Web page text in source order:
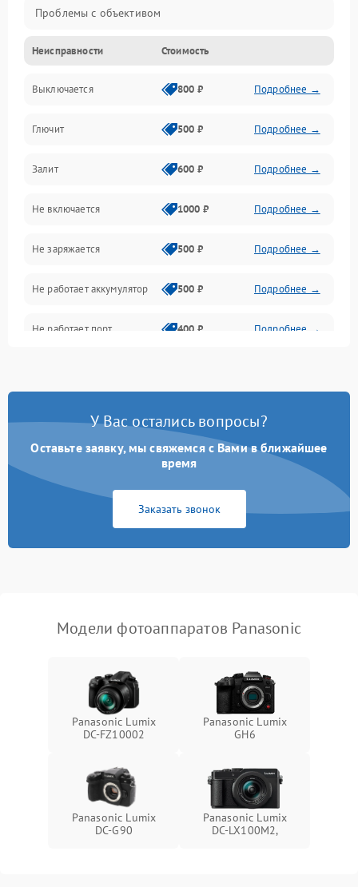
Проблемы с объективом
Электронные ошибки
Механические проблемы
Матрица и оптика
Питание и питание цепей
Проблемы с картами памяти
Объективы
Программные сбои
Коммуникации и интерфейсы
Неисправности Стоимость
Выключается 800 ₽ Подробнее →
Глючит 500 ₽ Подробнее →
Залит 600 ₽ Подробнее →
Не включается 1000 ₽ Подробнее →
Не заряжается 500 ₽ Подробнее →
Не работает аккумулятор 500 ₽ Подробнее →
Не работает порт 400 ₽ Подробнее →
У Вас остались вопросы?
Оставьте заявку, мы свяжемся с Вами в ближайшее
время
Заказать звонок
Модели фотоаппаратов Panasonic
Panasonic Lumix
DC-FZ10002
Panasonic Lumix
GH6
Panasonic Lumix
DC-G90
Panasonic Lumix
DC-LX100M2,